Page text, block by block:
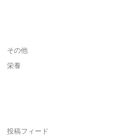
その他
栄養
投稿フィード